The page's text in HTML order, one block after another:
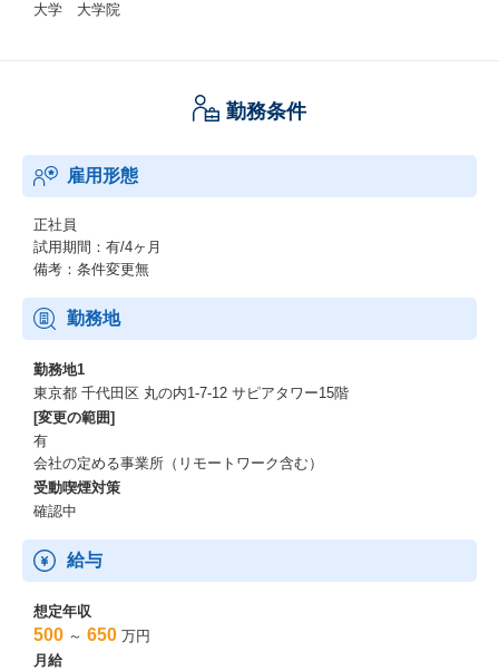
大学 大学院
勤務条件
雇用形態
正社員
試用期間：有/4ヶ月
備考：条件変更無
勤務地
勤務地1
東京都 千代田区 丸の内1-7-12 サピアタワー15階
[変更の範囲]
有
会社の定める事業所（リモートワーク含む）
受動喫煙対策
確認中
給与
想定年収
500 ～ 650 万円
月給